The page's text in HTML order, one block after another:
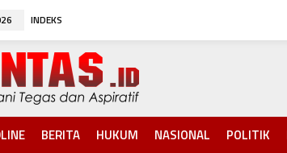
INDEKS
BERITA HUKUM NASIONAL POLITIK